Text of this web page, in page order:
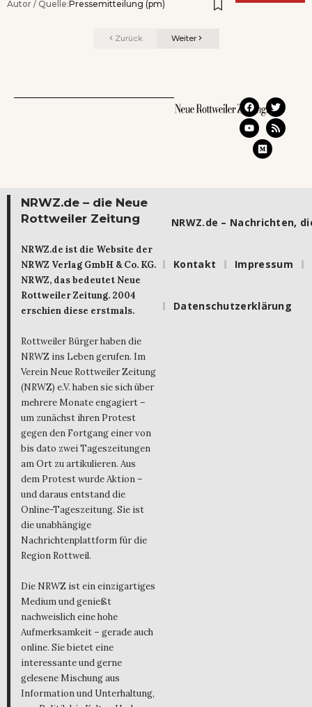
Autor / Quelle:Pressemitteilung (pm)
Zurück Weiter
NRWZ.de – die Neue
Rottweiler Zeitung
NRWZ.de ist die Website der
NRWZ Verlag GmbH & Co. KG.
NRWZ, das bedeutet Neue
Rottweiler Zeitung. 2004
erschien diese erstmals.
Rottweiler Bürger haben die
NRWZ ins Leben gerufen. Im
Verein Neue Rottweiler Zeitung
(NRWZ) e.V. haben sie sich über
mehrere Monate engagiert –
um zunächst ihren Protest
gegen den Fortgang einer von
bis dato zwei Tageszeitungen
am Ort zu artikulieren. Aus
dem Protest wurde Aktion –
und daraus entstand die
Online-Tageszeitung. Sie ist
die unabhängige
Nachrichtenplattform für die
Region Rottweil.
Die NRWZ ist ein einzigartiges
Medium und genießt
nachweislich eine hohe
Aufmerksamkeit – gerade auch
online. Sie bietet eine
interessante und gerne
gelesene Mischung aus
Information und Unterhaltung,
NRWZ.de – Nachrichten,
Kontakt Impressum
Datenschutzerklärung